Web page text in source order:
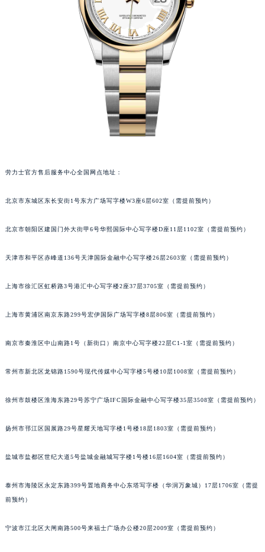
劳力士官方售后服务中心全国网点地址：
北京市东城区东长安街1号东方广场写字楼W3座6层602室（需提前预约）
北京市朝阳区建国门外大街甲6号华熙国际中心写字楼D座11层1102室（需提前预约）
天津市和平区赤峰道136号天津国际金融中心写字楼26层2603室（需提前预约）
上海市徐汇区虹桥路3号港汇中心写字楼2座37层3705室（需提前预约）
上海市黄浦区南京东路299号宏伊国际广场写字楼8层806室（需提前预约）
南京市秦淮区中山南路1号（新街口）南京中心写字楼22层C1-1室（需提前预约）
常州市新北区龙锦路1590号现代传媒中心写字楼5号楼10层1008室（需提前预约）
徐州市鼓楼区淮海东路29号苏宁广场IFC国际金融中心写字楼35层3508室（需提前预约）
扬州市邗江区国展路29号星耀天地写字楼1号楼18层1803室（需提前预约）
盐城市盐都区世纪大道5号盐城金融城写字楼1号楼16层1604室（需提前预约）
泰州市海陵区永定东路399号置地商务中心东塔写字楼（华润万象城）17层1706室（需提
前预约）
宁波市江北区大闸南路500号来福士广场办公楼20层2009室（需提前预约）